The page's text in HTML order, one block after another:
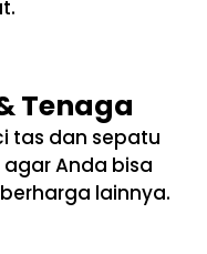
Tenaga
tas dan sepatu
Anda bisa
lainnya.